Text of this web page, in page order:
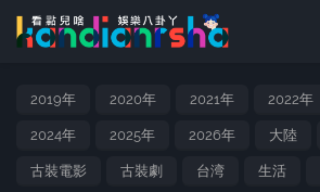
2019年 2020年 2021年 2022年
2024年 2025年 2026年 大陸
古裝電影 古裝劇 台湾 生活